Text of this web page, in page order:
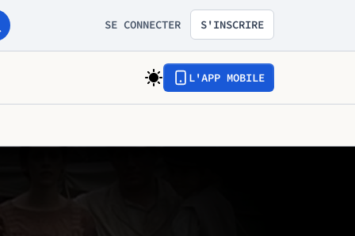
SE CONNECTER S'INSCRIRE
L'APP MOBILE